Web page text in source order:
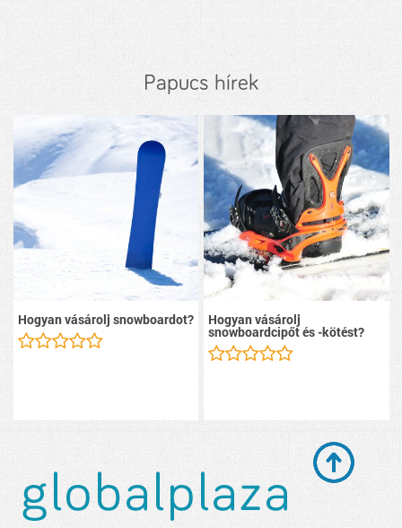
Papucs hírek
Hogyan vásárolj snowboardot? Hogyan vásárolj
snowboardcipőt és -kötést?